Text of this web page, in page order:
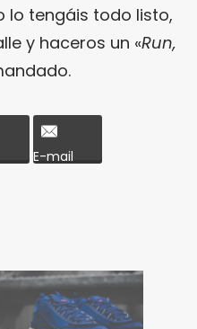
lo tengáis todo listo,
y haceros un «Run,
E-mail